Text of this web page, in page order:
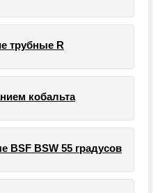
трубные R
кобальта
BSW 55 градусов